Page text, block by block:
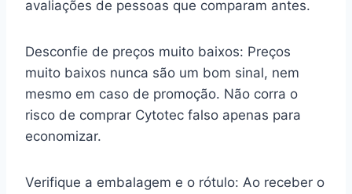
avaliações de pessoas que comparam antes.
Desconfie de preços muito baixos: Preços
muito baixos nunca são um bom sinal, nem
mesmo em caso de promoção. Não corra o
risco de comprar Cytotec falso apenas para
economizar.
Verifique a embalagem e o rótulo: Ao receber o